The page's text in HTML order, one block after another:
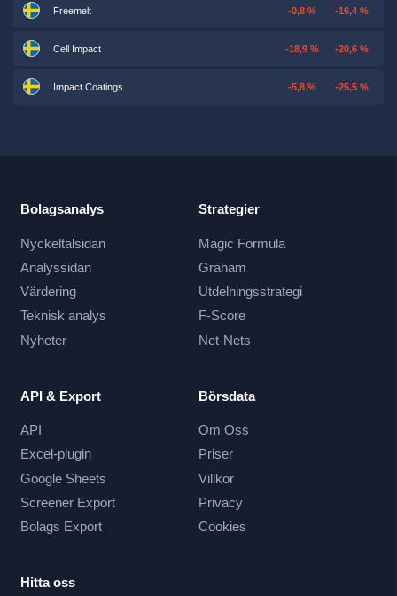
Freemelt -0,8 % -16,4 %
Cell Impact -18,9 % -20,6 %
Impact Coatings -5,8 % -25,5 %
Bolagsanalys
Nyckeltalsidan
Analyssidan
Värdering
Teknisk analys
Nyheter
Strategier
Magic Formula
Graham
Utdelningsstrategi
F-Score
Net-Nets
API & Export
API
Excel-plugin
Google Sheets
Screener Export
Bolags Export
Börsdata
Om Oss
Priser
Villkor
Privacy
Cookies
Hitta oss